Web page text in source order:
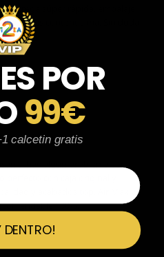
Entrega súper rápida, embalaje
contentísima. Sin duda
con caja original y
y acabados top. Air Max y
100%.
POR
99€
calcetin gratis
DENTRO!